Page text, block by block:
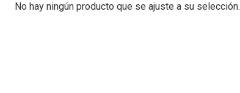
No hay ningún producto que se ajuste a su selección.